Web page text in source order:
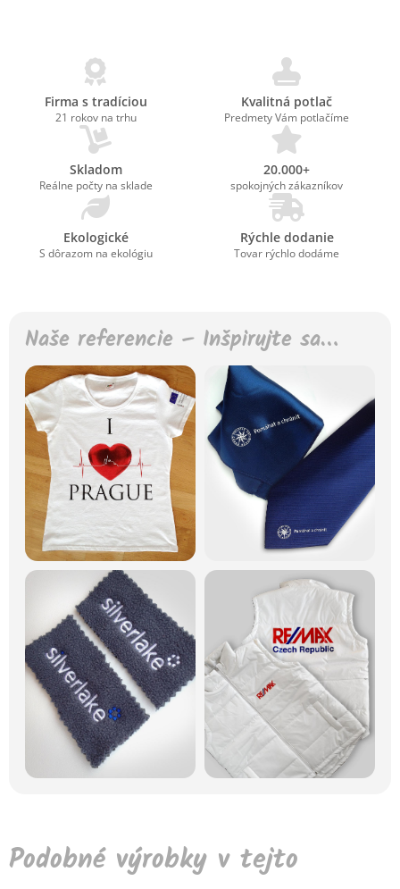
Firma s tradíciou
21 rokov na trhu
Kvalitná potlač
Predmety Vám potlačíme
Skladom
Reálne počty na sklade
20.000+
spokojných zákazníkov
Ekologické
S dôrazom na ekológiu
Rýchle dodanie
Tovar rýchlo dodáme
Naše referencie – Inšpirujte sa…
Podobné výrobky v tejto